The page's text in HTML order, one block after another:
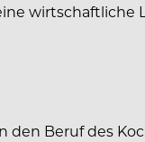
wirtschaftliche
den Beruf des